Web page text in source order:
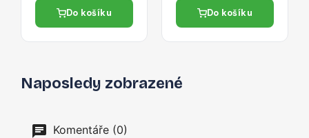
Do košíku Do košíku
Naposledy zobrazené
Komentáře (0)